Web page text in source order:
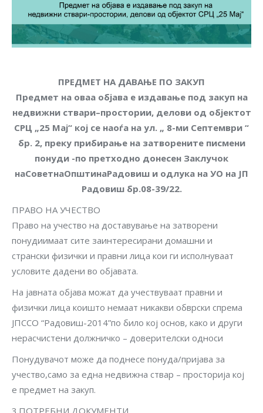
ПРЕДМЕТ НА ДАВАЊЕ ПО ЗАКУП
Предмет на оваа објава е издавање под закуп на
недвижни ствари–простории, делови од објектот
СРЦ „25 Мај“ кој се наоѓа на ул. „ 8-ми Септември “
бр. 2, преку прибирање на затворените писмени
понуди -по претходно донесен Заклучок
наСоветнаОпштинаРадовиш и одлука на УО на ЈП
Радовиш бр.08-39/22.
ПРАВО НА УЧЕСТВО
Право на учество на доставување на затворени
понудиимаат сите заинтересирани домашни и
странски физички и правни лица кои ги исполнуваат
условите дадени во објавата.
На јавната објава можат да учествуваат правни и
физички лица коишто немаат никакви обврски спрема
ЈПССО “Радовиш-2014”по било кој основ, како и други
нерасчистени должничко – доверителски односи
Понудувачот може да поднесе понуда/пријава за
учество,само за една недвижна ствар – просторија кој
е предмет на закуп.